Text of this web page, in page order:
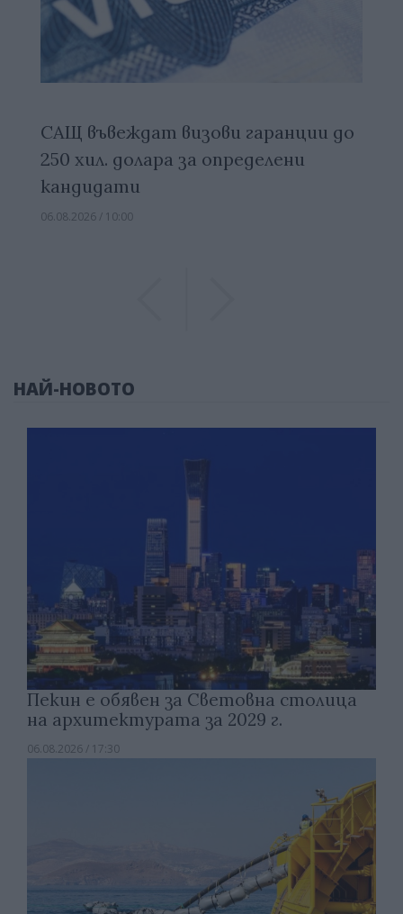
САЩ въвеждат визови гаранции до
250 хил. долара за определени
кандидати
06.08.2026 / 10:00
НАЙ-НОВОТО
Пекин е обявен за Световна столица
на архитектурата за 2029 г.
06.08.2026 / 17:30